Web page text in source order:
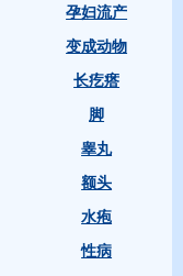
孕妇流产
变成动物
长疙瘩
脚
睾丸
额头
水疱
性病